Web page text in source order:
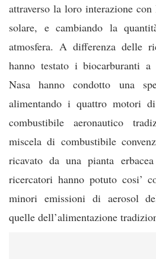
attraverso la loro interazione
solare, e cambiando la
atmosfera. A differenza delle
hanno testato i biocarburanti
Nasa hanno condotto una
alimentando i quattro motori
combustibile aeronautico
miscela di combustibile
ricavato da una pianta
ricercatori hanno potuto cosi’
minori emissioni di aerosol
quelle dell’alimentazione